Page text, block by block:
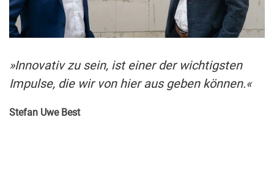
»Innovativ zu sein, ist einer der wichtigsten
Impulse, die wir von hier aus geben können.«
Stefan Uwe Best